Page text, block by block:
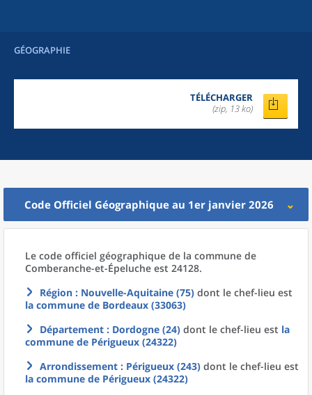
GÉOGRAPHIE
TÉLÉCHARGER
(zip, 13 ko)
Code Officiel Géographique au 1er janvier 2026
Le code officiel géographique de la commune de
Comberanche-et-Épeluche est 24128.
Région : Nouvelle-Aquitaine (75) dont le chef-lieu est
la commune de Bordeaux (33063)
Département : Dordogne (24) dont le chef-lieu est la
commune de Périgueux (24322)
Arrondissement : Périgueux (243) dont le chef-lieu est
la commune de Périgueux (24322)